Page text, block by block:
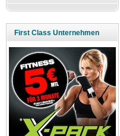
First Class Unternehmen